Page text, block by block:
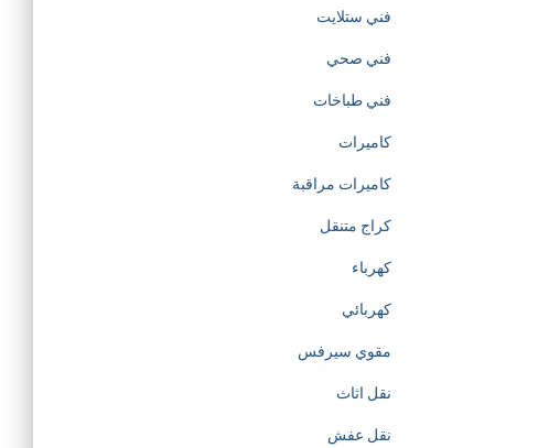
r
a
t
o
n
o
فني ستلايت
فني صحي
فني طباخات
كاميرات
كاميرات مراقبة
كراج متنقل
كهرباء
كهربائي
مقوي سيرفس
نقل اثاث
نقل عفش